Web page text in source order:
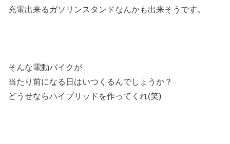
充電出来るガソリンスタンドなんかも出来そうです。
そんな電動バイクが
当たり前になる日はいつくるんでしょうか？
どうせならハイブリッドを作ってくれ(笑)